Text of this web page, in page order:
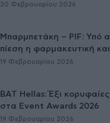
20 Φεβρουαρίου 2026
Μπαρμπετάκη – PIF: Υπό
πίεση η φαρμακευτική
19 Φεβρουαρίου 2026
BAT Hellas: Έξι κορυφαίες
στα Event Awards 2026
19 Φεβρουαρίου 2026